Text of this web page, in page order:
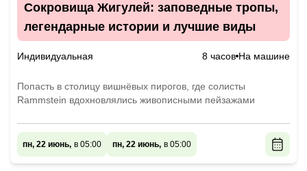
Сокровища Жигулей: заповедные тропы,
легендарные истории и лучшие виды
Индивидуальная 8 часов На машине
Попасть в столицу вишнёвых пирогов, где солисты
Rammstein вдохновлялись живописными пейзажами
пн, 22 июнь, в 05:00 пн, 22 июнь, в 05:00